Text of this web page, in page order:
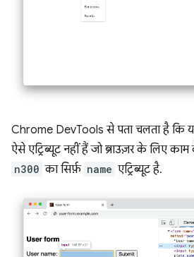
Chrome DevTools से पता चलता है कि
ऐसे एट्रिब्यूट नहीं हैं जो ब्राउज़र के लिए
n300 का सिर्फ़ name एट्रिब्यूट है.